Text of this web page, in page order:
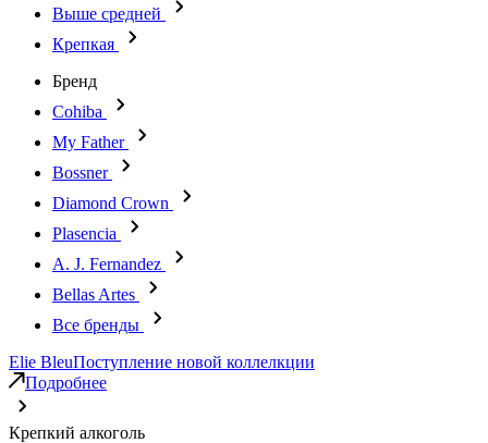
Выше средней
Крепкая
Бренд
Cohiba
My Father
Bossner
Diamond Crown
Plasencia
A. J. Fernandez
Bellas Artes
Все бренды
Elie BleuПоступление новой коллелкции
Подробнее
Крепкий алкоголь